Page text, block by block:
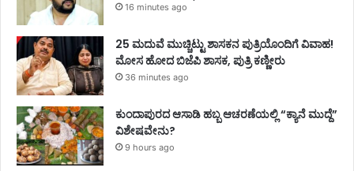
16 minutes ago
25 ಮದುವೆ ಮುಚ್ಚಿಟ್ಟು ಶಾಸಕನ ಪುತ್ರಿಯೊಂದಿಗೆ ವಿವಾಹ!
ಮೋಸ ಹೋದ ಬಿಜೆಪಿ ಶಾಸಕ, ಪುತ್ರಿ ಕಣ್ಣೀರು
36 minutes ago
ಕುಂದಾಪುರದ ಆಸಾಡಿ ಹಬ್ಬ ಆಚರಣೆಯಲ್ಲಿ “ಕ್ಯಾನೆ ಮುದ್ದೆ”
ವಿಶೇಷವೇನು?
9 hours ago